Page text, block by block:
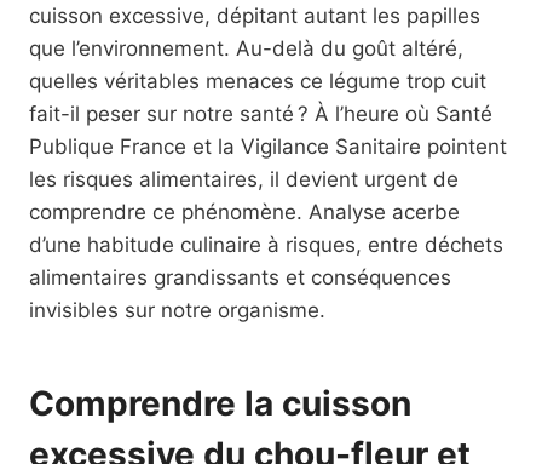
cuisson excessive, dépitant autant les papilles
que l’environnement. Au-delà du goût altéré,
quelles véritables menaces ce légume trop cuit
fait-il peser sur notre santé ? À l’heure où Santé
Publique France et la Vigilance Sanitaire pointent
les risques alimentaires, il devient urgent de
comprendre ce phénomène. Analyse acerbe
d’une habitude culinaire à risques, entre déchets
alimentaires grandissants et conséquences
invisibles sur notre organisme.
Comprendre la cuisson
excessive du chou-fleur et